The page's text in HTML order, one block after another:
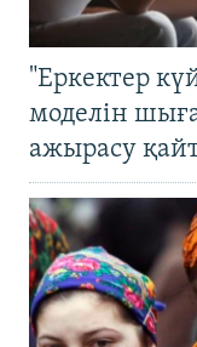
"Еркектер
моделін
ажырасу